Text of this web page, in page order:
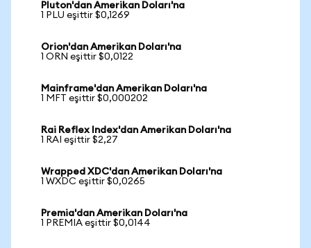
Pluton'dan Amerikan Doları'na
1 PLU eşittir $0,1269
Orion'dan Amerikan Doları'na
1 ORN eşittir $0,0122
Mainframe'dan Amerikan Doları'na
1 MFT eşittir $0,000202
Rai Reflex Index'dan Amerikan Doları'na
1 RAI eşittir $2,27
Wrapped XDC'dan Amerikan Doları'na
1 WXDC eşittir $0,0265
Premia'dan Amerikan Doları'na
1 PREMIA eşittir $0,0144